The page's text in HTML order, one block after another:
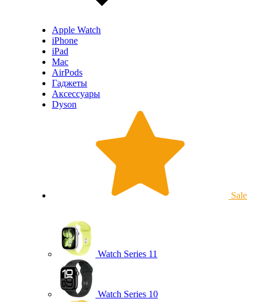
Apple Watch
iPhone
iPad
Mac
AirPods
Гаджеты
Аксессуары
Dyson
Sale
Watch Series 11
Watch Series 10